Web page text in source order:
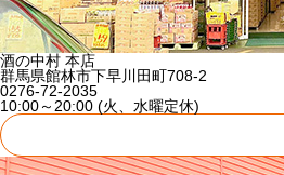
酒の中村 本店
群馬県館林市下早川田町708-2
0276-72-2035
10:00～20:00 (火、水曜定休)